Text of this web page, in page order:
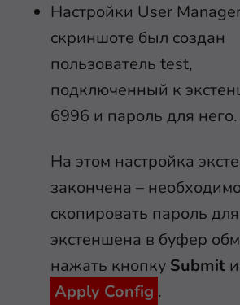
Настройки User
скриншоте был создан
пользователь test,
подключенный к
6996 и пароль для него.
На этом настройка
закончена – необходимо
скопировать пароль для
экстеншена в буфер
нажать кнопку Submit
Apply Config .